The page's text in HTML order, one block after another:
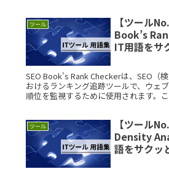
ツール
【ツール
Book’s
IT用語をサ
SEO Book's Rank Checkerは、SEO（
おけるランキング追跡ツールで、ウェ
順位を監視するために使用されます。
ツール
【ツール
Density
語をサクッ